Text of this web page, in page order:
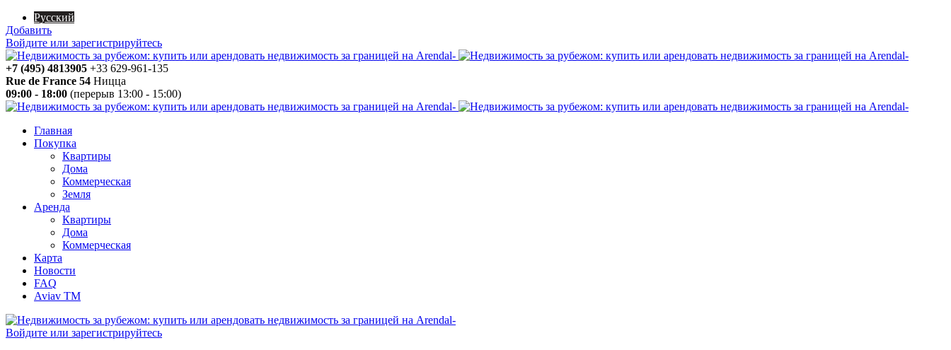
Русский
Добавить
Войдите или зарегистрируйтесь
+7 (495) 4813905 +33 629-961-135
Rue de France 54 Ницца
09:00 - 18:00 (перерыв 13:00 - 15:00)
Главная
Покупка
Квартиры
Дома
Коммерческая
Земля
Аренда
Квартиры
Дома
Коммерческая
Карта
Новости
FAQ
Aviav TM
Войдите или зарегистрируйтесь